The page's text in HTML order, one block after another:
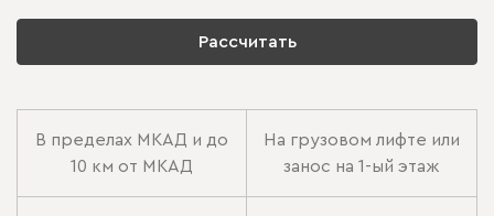
Рассчитать
В пределах МКАД и до
10 км от МКАД
На грузовом лифте или
занос на 1-ый этаж